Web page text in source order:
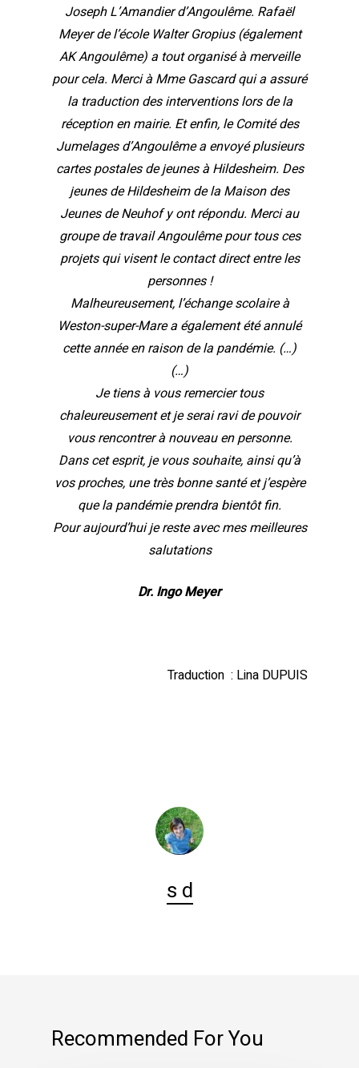
Joseph L’Amandier d’Angoulême. Rafaël
Meyer de l’école Walter Gropius (également
AK Angoulême) a tout organisé à merveille
pour cela. Merci à Mme Gascard qui a assuré
la traduction des interventions lors de la
réception en mairie. Et enfin, le Comité des
Jumelages d’Angoulême a envoyé plusieurs
cartes postales de jeunes à Hildesheim. Des
jeunes de Hildesheim de la Maison des
Jeunes de Neuhof y ont répondu. Merci au
groupe de travail Angoulême pour tous ces
projets qui visent le contact direct entre les
personnes !
Malheureusement, l’échange scolaire à
Weston-super-Mare a également été annulé
cette année en raison de la pandémie. (…)
(…)
Je tiens à vous remercier tous
chaleureusement et je serai ravi de pouvoir
vous rencontrer à nouveau en personne.
Dans cet esprit, je vous souhaite, ainsi qu’à
vos proches, une très bonne santé et j’espère
que la pandémie prendra bientôt fin.
Pour aujourd’hui je reste avec mes meilleures
salutations
Dr. Ingo Meyer
Traduction : Lina DUPUIS
s d
Recommended For You